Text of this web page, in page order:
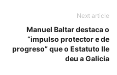
Next article
Manuel Baltar destaca o
“impulso protector e de
progreso” que o Estatuto lle
deu a Galicia